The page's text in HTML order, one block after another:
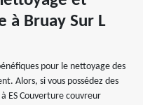
à Bruay Sur L
pour le nettoyage des
Alors, si vous possédez des
ES Couverture couvreur